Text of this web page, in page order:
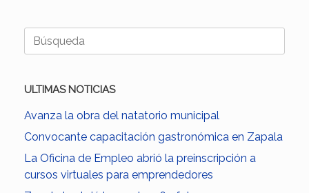
Buscar:
ULTIMAS NOTICIAS
Avanza la obra del natatorio municipal
Convocante capacitación gastronómica en Zapala
La Oficina de Empleo abrió la preinscripción a
cursos virtuales para emprendedores